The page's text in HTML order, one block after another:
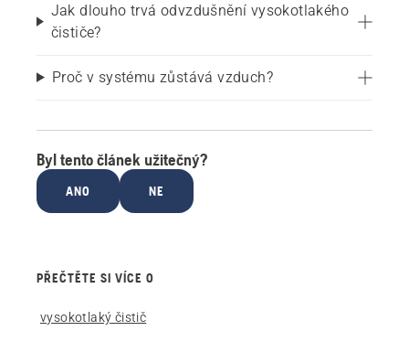
Jak dlouho trvá odvzdušnění vysokotlakého
čističe?
Proč v systému zůstává vzduch?
Byl tento článek užitečný?
ANO NE
PŘEČTĚTE SI VÍCE O
vysokotlaký čistič